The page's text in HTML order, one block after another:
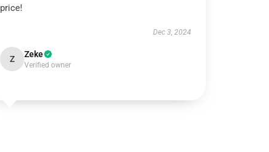
price!
Dec 3, 2024
Z Zeke
Verified owner